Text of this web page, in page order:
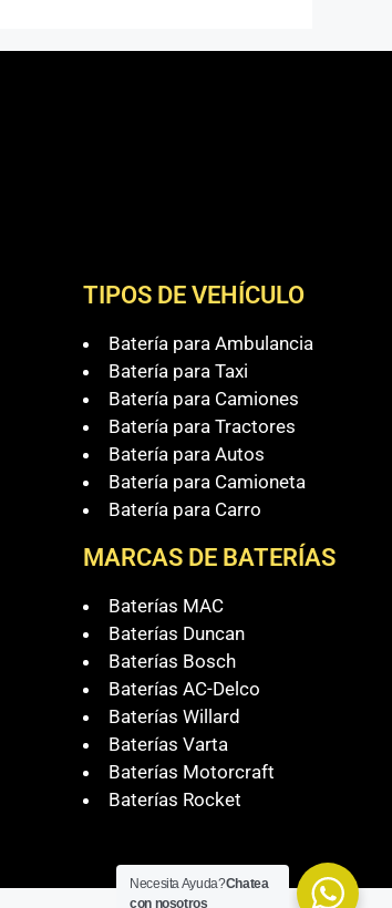
TIPOS DE VEHÍCULO
Batería para Ambulancia
Batería para Taxi
Batería para Camiones
Batería para Tractores
Batería para Autos
Batería para Camioneta
Batería para Carro
MARCAS DE BATERÍAS
Baterías MAC
Baterías Duncan
Baterías Bosch
Baterías AC-Delco
Baterías Willard
Baterías Varta
Baterías Motorcraft
Baterías Rocket
Necesita Ayuda?Chatea
con nosotros